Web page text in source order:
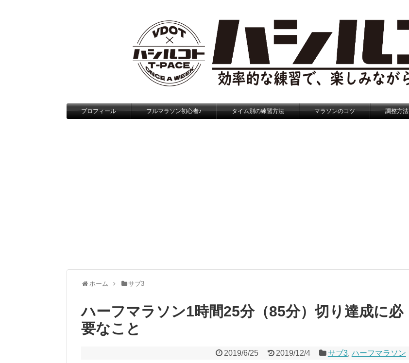
プロフィール フルマラソン初心者♪ タイム別の練習方法 マラソンのコツ 調整方法
ホーム サブ3
ハーフマラソン1時間25分（85分）切り達成に必
要なこと
2019/6/25 2019/12/4 サブ3, ハーフマラソン